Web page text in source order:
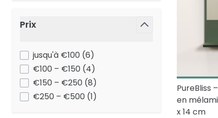
Prix
jusqu'à €100 (6products available
)
€100 – €150 (4products available
)
€150 – €250 (8products available
)
€250 – €500 (1products available
)
PureBliss
en
x 14 cm